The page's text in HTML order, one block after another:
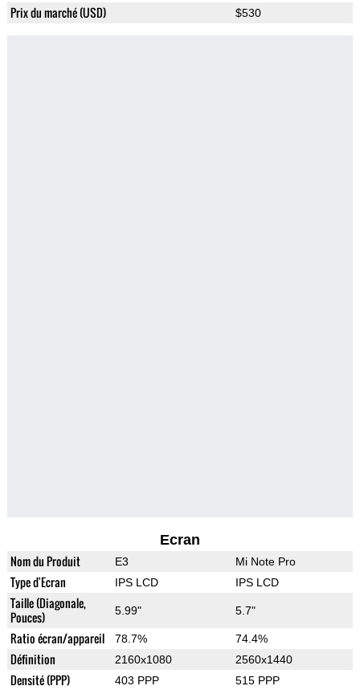
Prix du marché (USD) $530
Ecran
Nom du Produit E3 Mi Note Pro
Type d'Ecran IPS LCD IPS LCD
Taille (Diagonale,
Pouces)
5.99" 5.7"
Ratio écran/appareil 78.7% 74.4%
Définition 2160x1080 2560x1440
Densité (PPP) 403 PPP 515 PPP